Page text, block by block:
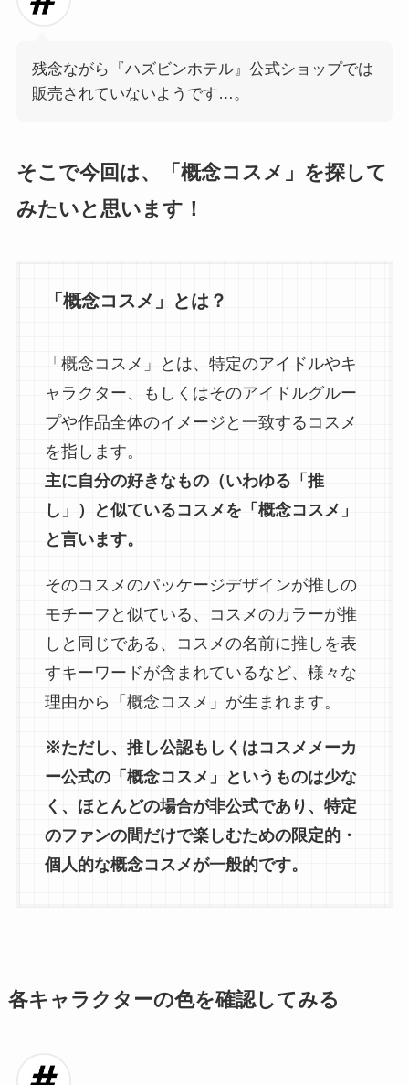
残念ながら『ハズビンホテル』公式ショップでは
販売されていないようです…。
そこで今回は、「概念コスメ」を探して
みたいと思います！
「概念コスメ」とは？
「概念コスメ」とは、特定のアイドルやキ
ャラクター、もしくはそのアイドルグルー
プや作品全体のイメージと一致するコスメ
を指します。
主に自分の好きなもの（いわゆる「推
し」）と似ているコスメを「概念コスメ」
と言います。
そのコスメのパッケージデザインが推しの
モチーフと似ている、コスメのカラーが推
しと同じである、コスメの名前に推しを表
すキーワードが含まれているなど、様々な
理由から「概念コスメ」が生まれます。
※ただし、推し公認もしくはコスメメーカ
ー公式の「概念コスメ」というものは少な
く、ほとんどの場合が非公式であり、特定
のファンの間だけで楽しむための限定的・
個人的な概念コスメが一般的です。
各キャラクターの色を確認してみる